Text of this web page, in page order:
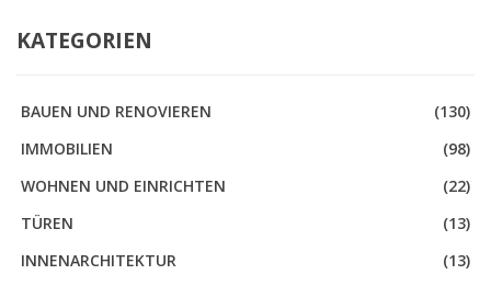
KATEGORIEN
BAUEN UND RENOVIEREN
(130)
IMMOBILIEN
(98)
WOHNEN UND EINRICHTEN
(22)
TÜREN
(13)
INNENARCHITEKTUR
(13)